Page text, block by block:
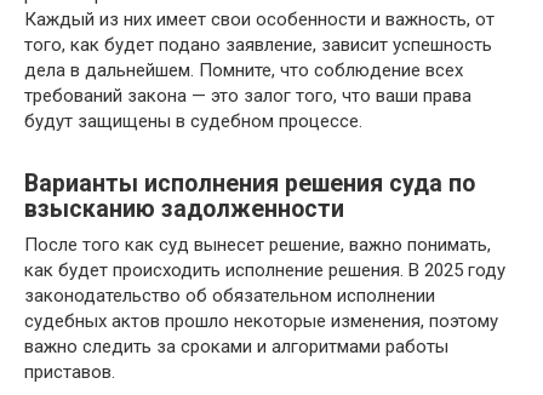
Каждый из них имеет свои особенности и важность, от
того, как будет подано заявление, зависит успешность
дела в дальнейшем. Помните, что соблюдение всех
требований закона — это залог того, что ваши права
будут защищены в судебном процессе.
Варианты исполнения решения суда по
взысканию задолженности
После того как суд вынесет решение, важно понимать,
как будет происходить исполнение решения. В 2025 году
законодательство об обязательном исполнении
судебных актов прошло некоторые изменения, поэтому
важно следить за сроками и алгоритмами работы
приставов.